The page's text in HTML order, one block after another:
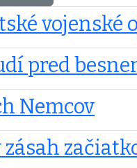
vojenské
pred
Nemcov